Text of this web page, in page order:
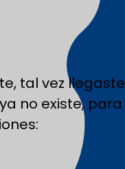
tal vez
no existe,